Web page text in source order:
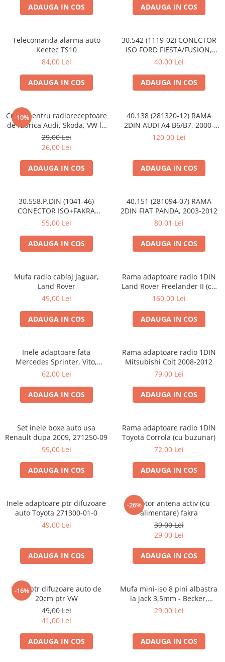
ADAUGA IN COS ADAUGA IN COS
Telecomanda alarma auto
Keetec TS10
84,00 Lei
ADAUGA IN COS
30.542 (1119-02) CONECTOR
ISO FORD FIESTA/FUSION,
2002-2005
40,00 Lei
ADAUGA IN COS
-10%
Cupla pentru radioreceptoare
de fabrica Audi, Skoda, VW la
conector ISO
29,00 Lei
26,00 Lei
ADAUGA IN COS
40.138 (281320-12) RAMA
2DIN AUDI A4 B6/B7, 2000-
2009
120,00 Lei
ADAUGA IN COS
30.558.P.DIN (1041-46)
CONECTOR ISO+FAKRA
CITROEN, 2003>
55,00 Lei
ADAUGA IN COS
40.151 (281094-07) RAMA
2DIN FIAT PANDA, 2003-2012
80,01 Lei
ADAUGA IN COS
Mufa radio cablaj Jaguar,
Land Rover
49,00 Lei
ADAUGA IN COS
Rama adaptoare radio 1DIN
Land Rover Freelander II (cu
buzunar)
160,00 Lei
ADAUGA IN COS
Inele adaptoare fata
Mercedes Sprinter, Vito,
Viano, 271190-18
62,00 Lei
ADAUGA IN COS
Rama adaptoare radio 1DIN
Mitsubishi Colt 2008-2012
79,00 Lei
ADAUGA IN COS
Set inele boxe auto usa
Renault dupa 2009, 271250-09
99,00 Lei
ADAUGA IN COS
Rama adaptoare radio 1DIN
Toyota Corrola (cu buzunar)
72,00 Lei
ADAUGA IN COS
Inele adaptoare ptr difuzoare
auto Toyota 271300-01-0
49,00 Lei
ADAUGA IN COS
-26%
Adaptor antena activ (cu
alimentare) fakra
39,00 Lei
29,00 Lei
ADAUGA IN COS
-16%
Inele ptr difuzoare auto de
20cm ptr VW
49,00 Lei
41,00 Lei
ADAUGA IN COS
Mufa mini-iso 8 pini albastra
la jack 3,5mm - Becker,
Blaupunkt, VDO
29,00 Lei
ADAUGA IN COS